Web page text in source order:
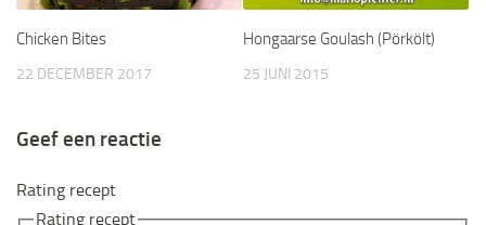
Chicken Bites
22 DECEMBER 2017
Hongaarse Goulash (Pörkölt)
25 JUNI 2015
Geef een reactie
Rating recept
Rating recept